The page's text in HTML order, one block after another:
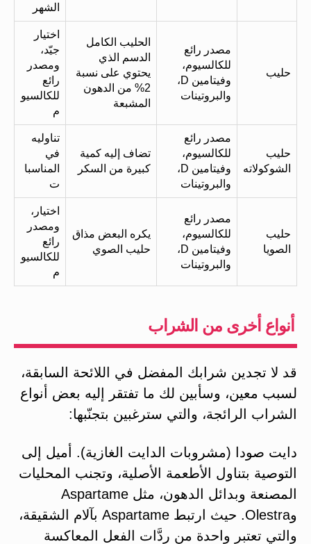
الشهر
حليب
مصدر رائع
للكالسيوم،
وفيتامين D،
والبروتينات
الحليب الكامل
الدسم الذي
يحتوي على نسبة
2% من الدهون
المشبعة
اختيار
جيّد،
ومصدر
رائع
للكالسيو
م
حليب
الشوكولاته
مصدر رائع
للكالسيوم،
وفيتامين D،
والبروتينات
تضاف إليه كمية
كبيرة من السكر
تناوليه
في
المناسبا
ت
حليب
الصويا
مصدر رائع
للكالسيوم،
وفيتامين D،
والبروتينات
يكره البعض مذاق
حليب الصوي
اختيار،
ومصدر
رائع
للكالسيو
م
أنواع أخرى من الشراب
قد لا تجدين شرابك المفضل في اللائحة السابقة،
لسبب معين، وسأبين لك ما تفتقر إليه بعض أنواع
الشراب الرائجة، والتي سترغبين بتجنّبها:
دايت صودا (مشروبات الدايت الغازية). أميل إلى
التوصية بتناول الأطعمة الأصلية، وتجنب المحليات
المصنعة وبدائل الدهون، مثل Aspartame
وOlestra. حيث ارتبط Aspartame بآلام الشقيقة،
والتي تعتبر واحدة من ردَّات الفعل المعاكسة